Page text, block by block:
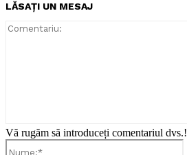
LĂSAȚI UN MESAJ
Vă rugăm să introduceți comentariul dvs.!